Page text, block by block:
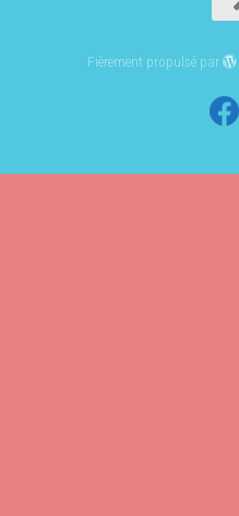
Fièrement propulsé par